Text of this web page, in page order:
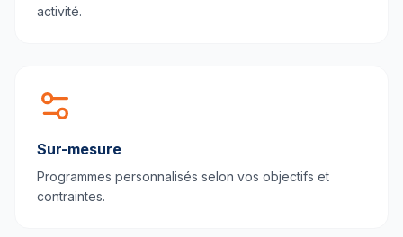
activité.
Sur-mesure
Programmes personnalisés selon vos objectifs et
contraintes.